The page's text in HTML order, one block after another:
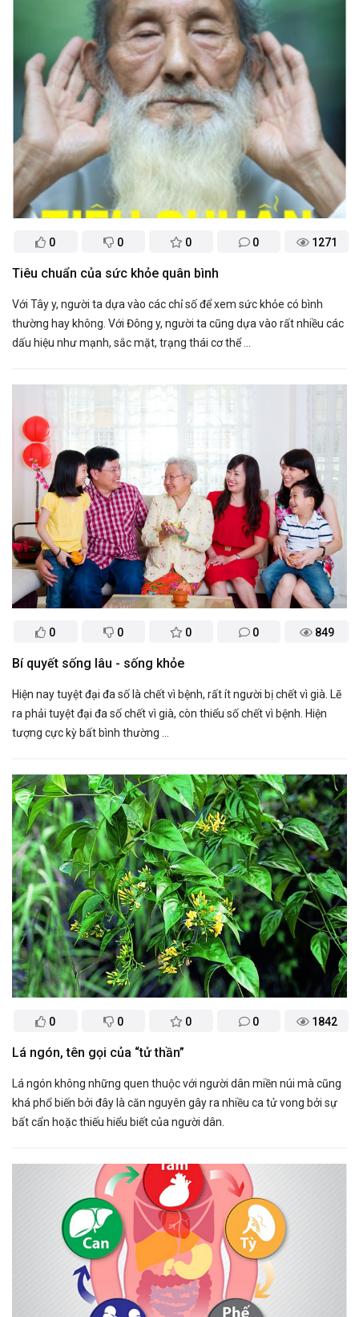
0 0 0 0 1271
Tiêu chuẩn của sức khỏe quân bình
Với Tây y, người ta dựa vào các chỉ số để xem sức khỏe có bình
thường hay không. Với Đông y, người ta cũng dựa vào rất nhiều các
dấu hiệu như mạnh, sắc mặt, trạng thái cơ thể ...
0 0 0 0 849
Bí quyết sống lâu - sống khỏe
Hiện nay tuyệt đại đa số là chết vì bệnh, rất ít người bị chết vì già. Lẽ
ra phải tuyệt đại đa số chết vì già, còn thiểu số chết vì bệnh. Hiện
tượng cực kỳ bất bình thường ...
0 0 0 0 1842
Lá ngón, tên gọi của “tử thần”
Lá ngón không những quen thuộc với người dân miền núi mà cũng
khá phổ biến bởi đây là căn nguyên gây ra nhiều ca tử vong bởi sự
bất cẩn hoặc thiếu hiểu biết của người dân.